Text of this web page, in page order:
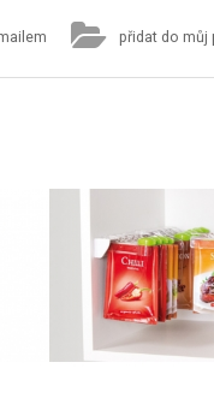
přidat do můj